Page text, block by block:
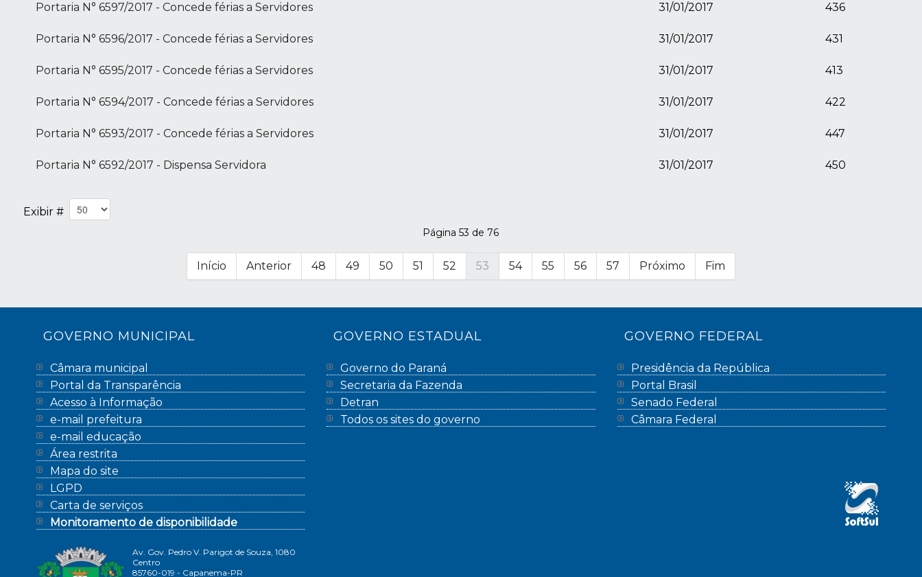
Portaria N° 6597/2017 - Concede férias a Servidores 31/01/2017 436
Portaria N° 6596/2017 - Concede férias a Servidores 31/01/2017 431
Portaria N° 6595/2017 - Concede férias a Servidores 31/01/2017 413
Portaria N° 6594/2017 - Concede férias a Servidores 31/01/2017 422
Portaria N° 6593/2017 - Concede férias a Servidores 31/01/2017 447
Portaria N° 6592/2017 - Dispensa Servidora 31/01/2017 450
Exibir #
Página 53 de 76
Início Anterior 48 49 50 51 52 53 54 55 56 57 Próximo Fim
GOVERNO MUNICIPAL
Câmara municipal
Portal da Transparência
Acesso à Informação
e-mail prefeitura
e-mail educação
Área restrita
Mapa do site
LGPD
Carta de serviços
Monitoramento de disponibilidade
Av. Gov. Pedro V. Parigot de Souza, 1080
Centro
85760-019 - Capanema-PR
GOVERNO ESTADUAL
Governo do Paraná
Secretaria da Fazenda
Detran
Todos os sites do governo
GOVERNO FEDERAL
Presidência da República
Portal Brasil
Senado Federal
Câmara Federal